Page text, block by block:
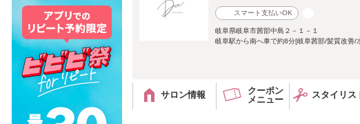
スマート支払いOK
岐阜県岐阜市茜部中島２－１－１
岐阜駅から南へ車で約8分[岐阜茜部/髪質改善/
サロン情報
クーポン
メニュー
スタイリス